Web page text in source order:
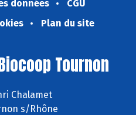
données
CGU
Plan du site
Tournon
Chalamet
s/Rhône